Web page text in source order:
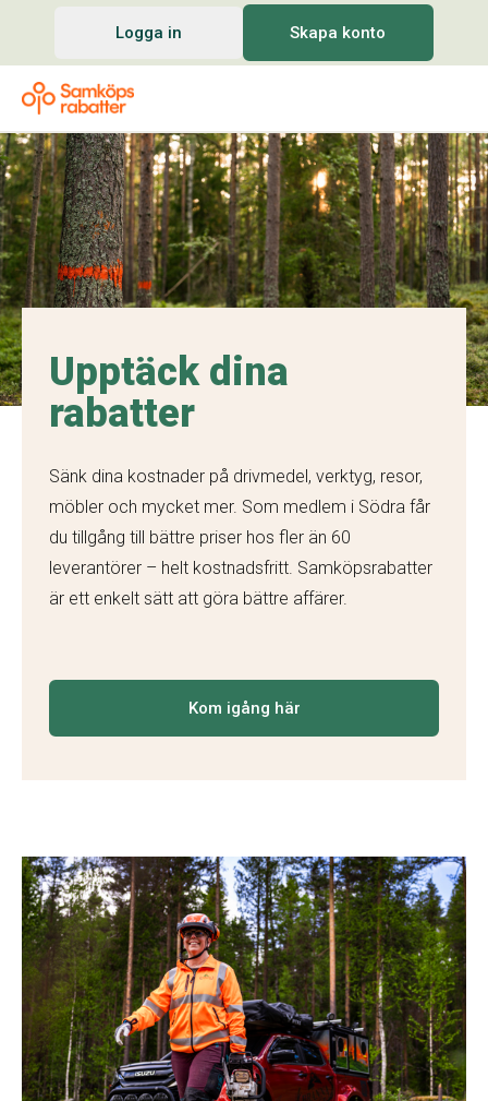
Logga in Skapa konto
Upptäck dina
rabatter
Sänk dina kostnader på drivmedel, verktyg, resor,
möbler och mycket mer. Som medlem i Södra får
du tillgång till bättre priser hos fler än 60
leverantörer – helt kostnadsfritt. Samköpsrabatter
är ett enkelt sätt att göra bättre affärer.
Kom igång här